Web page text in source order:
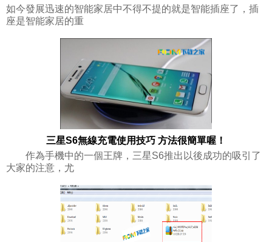
如今發展迅速的智能家居中不得不提的就是智能插座了，插
座是智能家居的重
三星S6無線充電使用技巧 方法很簡單喔！
作為手機中的一個王牌，三星S6推出以後成功的吸引了
大家的注意，尤